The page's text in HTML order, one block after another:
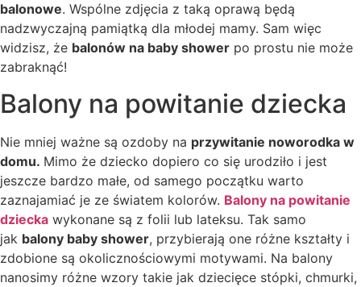
balonowe. Wspólne zdjęcia z taką oprawą będą
nadzwyczajną pamiątką dla młodej mamy. Sam więc
widzisz, że balonów na baby shower po prostu nie może
zabraknąć!
Balony na powitanie dziecka
Nie mniej ważne są ozdoby na przywitanie noworodka w
domu. Mimo że dziecko dopiero co się urodziło i jest
jeszcze bardzo małe, od samego początku warto
zaznajamiać je ze światem kolorów. Balony na powitanie
dziecka wykonane są z folii lub lateksu. Tak samo
jak balony baby shower, przybierają one różne kształty i
zdobione są okolicznościowymi motywami. Na balony
nanosimy różne wzory takie jak dziecięce stópki, chmurki,